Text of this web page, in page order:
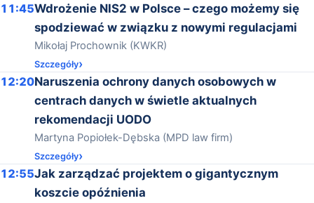
11:45Wdrożenie NIS2 w Polsce – czego możemy się
spodziewać w związku z nowymi regulacjami
Mikołaj Prochownik (KWKR)
Szczegóły
12:20Naruszenia ochrony danych osobowych w
centrach danych w świetle aktualnych
rekomendacji UODO
Martyna Popiołek-Dębska (MPD law firm)
Szczegóły
12:55Jak zarządzać projektem o gigantycznym
koszcie opóźnienia